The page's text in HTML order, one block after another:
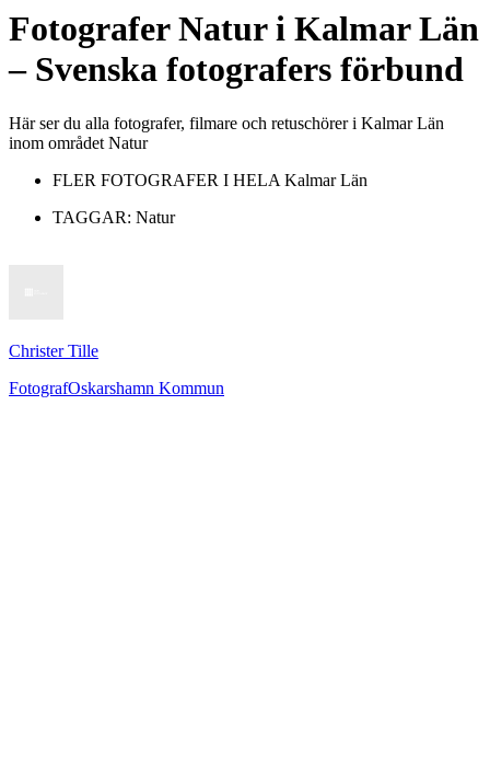
FotograferNaturi Kalmar Län
– Svenska fotografers förbund
Här ser du alla fotografer, filmare och retuschörer i Kalmar Län
inom området Natur
FLER FOTOGRAFER I HELA Kalmar Län
TAGGAR: Natur
Christer Tille
FotografOskarshamn Kommun